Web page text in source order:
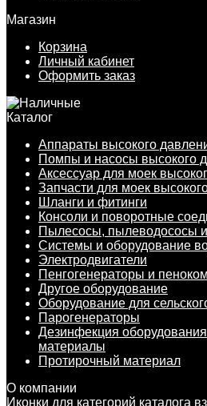
Магазин
Корзина
Личный кабинет
Оформить заказ
Каталог
Аппараты высокого
Помпы и насосы высокого
Аксессуар для моек
Запчасти для моек
Шланги и фитинги
Консоли и поворотные
Пылесосы, пылеводососы и
Системы и оборудование
Электродвигатели
Пенгогенераторы и
Другое оборудование
Оборудование для
Парогенераторы
Дезинфекция
материалы
Протирочный материал
О компании
Иконки для категорий каталога